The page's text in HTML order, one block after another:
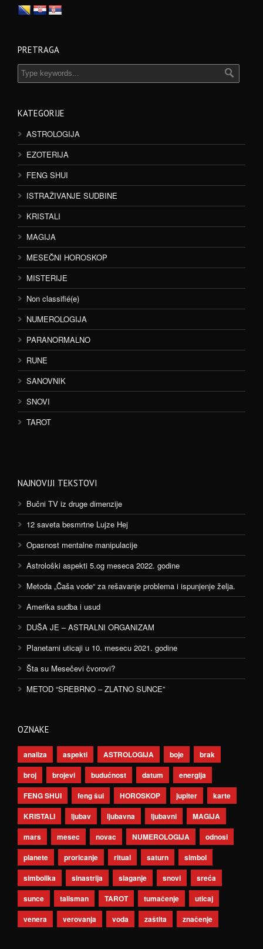
PRETRAGA
KATEGORIJE
ASTROLOGIJA
EZOTERIJA
FENG SHUI
ISTRAŽIVANJE SUDBINE
KRISTALI
MAGIJA
MESEČNI HOROSKOP
MISTERIJE
Non classifié(e)
NUMEROLOGIJA
PARANORMALNO
RUNE
SANOVNIK
SNOVI
TAROT
NAJNOVIJI TEKSTOVI
Bučni TV iz druge dimenzije
12 saveta besmrtne Lujze Hej
Opasnost mentalne manipulacije
Astrološki aspekti 5.og meseca 2022. godine
Metoda „Čaša vode“ za rešavanje problema i ispunjenje želja.
Amerika sudba i usud
DUŠA JE – ASTRALNI ORGANIZAM
Planetarni uticaji u 10. mesecu 2021. godine
Šta su Mesečevi čvorovi?
METOD “SREBRNO – ZLATNO SUNCE”
OZNAKE
analiza aspekti ASTROLOGIJA boje
brak
broj
brojevi budućnost datum
energija
FENG SHUI
feng šui HOROSKOP jupiter
karte
KRISTALI
ljubav ljubavna ljubavni
MAGIJA
mars
mesec novac NUMEROLOGIJA
odnosi
planete
proricanje ritual saturn
simbol
simbolika
sinastrija slaganje snovi
sreća
sunce
talisman TAROT tumačenje
uticaj
venera
verovanja voda zaštita značenje